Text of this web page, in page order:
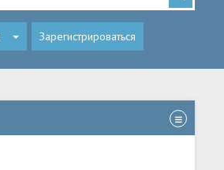
Зарегистрироваться